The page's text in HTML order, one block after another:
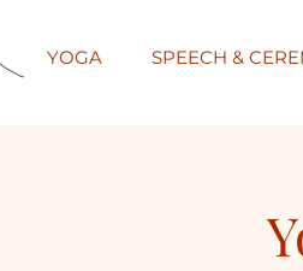
YOGA SPEECH &